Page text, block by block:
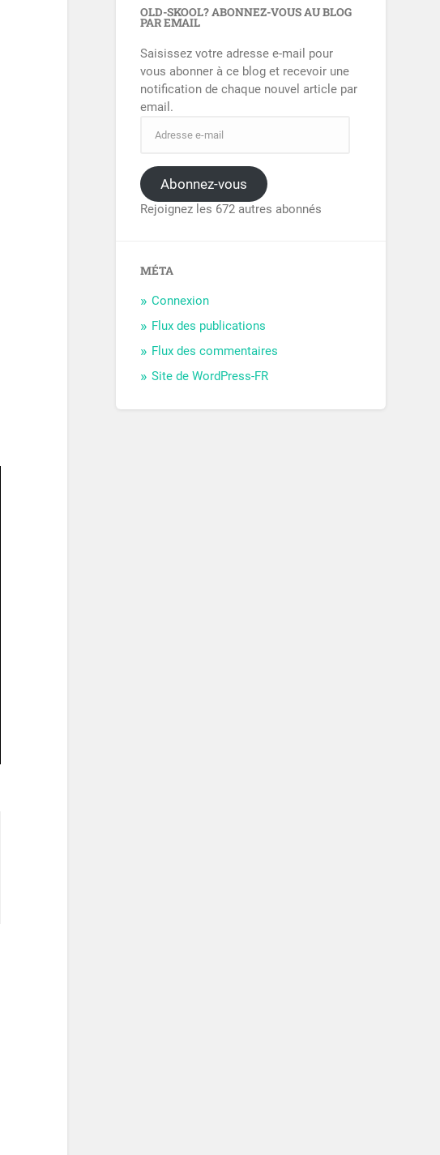
OLD-SKOOL? ABONNEZ-VOUS AU BLOG
PAR EMAIL
Saisissez votre adresse e-mail pour
vous abonner à ce blog et recevoir une
notification de chaque nouvel article par
email.
Abonnez-vous
Rejoignez les 672 autres abonnés
MÉTA
Connexion
Flux des publications
Flux des commentaires
Site de WordPress-FR